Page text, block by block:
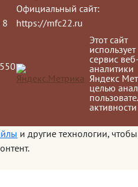
Официальный сайт:
https://mfc22.ru
Этот сайт
использует
сервис
аналитики
Яндекс
целью
активности
и другие технологии, чтобы